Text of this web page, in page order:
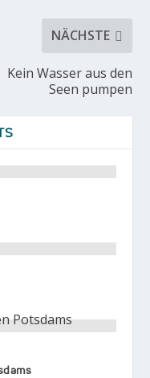
NÄCHSTE
Kein Wasser aus den
Seen pumpen